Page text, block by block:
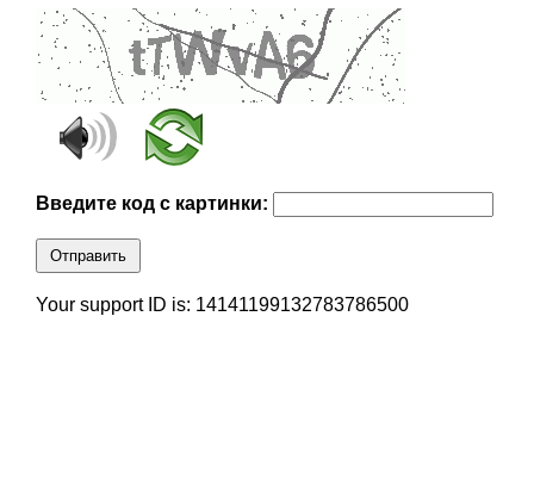
Введите код с картинки:
Отправить
Your support ID is: 14141199132783786500